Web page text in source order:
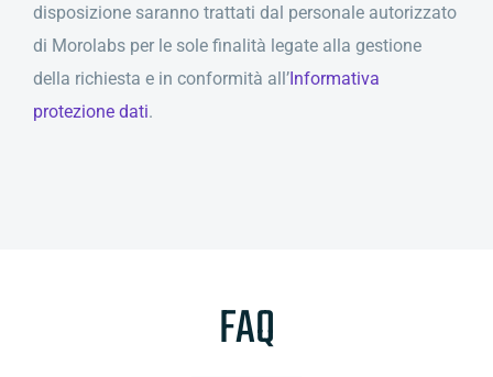
disposizione saranno trattati dal personale autorizzato
di Morolabs per le sole finalità legate alla gestione
della richiesta e in conformità all’Informativa
protezione dati.
FAQ